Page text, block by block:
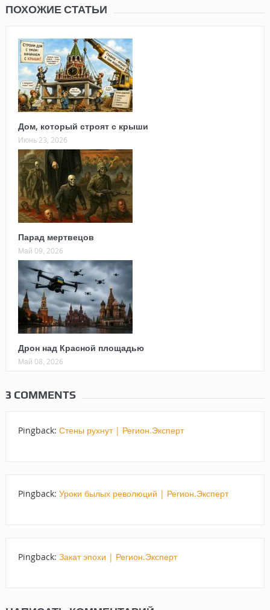
ПОХОЖИЕ СТАТЬИ
Дом, который строят с крыши
Июнь 23, 2026
Парад мертвецов
Май 09, 2026
Дрон над Красной площадью
Май 08, 2026
3 COMMENTS
Pingback: Стены рухнут | Регион.Эксперт
Pingback: Уроки былых революций | Регион.Эксперт
Pingback: Закат эпохи | Регион.Эксперт